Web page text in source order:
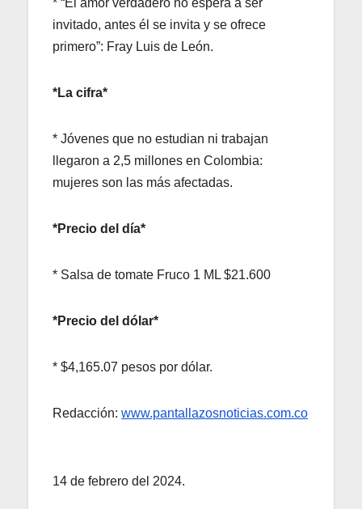
* “El amor verdadero no espera a ser
invitado, antes él se invita y se ofrece
primero”: Fray Luis de León.
*La cifra*
* Jóvenes que no estudian ni trabajan
llegaron a 2,5 millones en Colombia:
mujeres son las más afectadas.
*Precio del día*
* Salsa de tomate Fruco 1 ML $21.600
*Precio del dólar*
* $4,165.07 pesos por dólar.
Redacción: www.pantallazosnoticias.com.co
14 de febrero del 2024.